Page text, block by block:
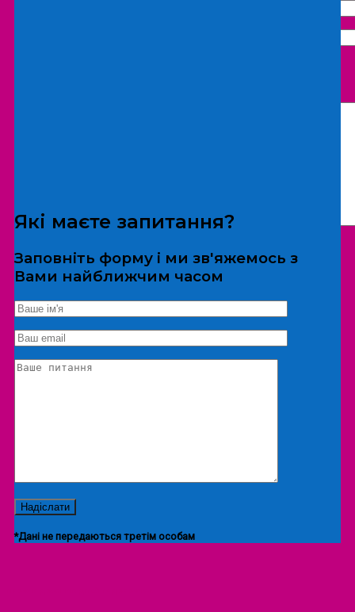
*Дані не передаються третім особам
Екскурсія/локація
Які маєте запитання?
Заповніть форму і ми зв'яжемось з
Вами найближчим часом
*Дані не передаються третім особам